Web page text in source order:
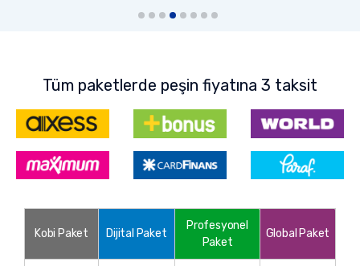
Tüm paketlerde peşin fiyatına 3 taksit
Kobi Paket Dijital Paket
Profesyonel
Paket
Global Paket